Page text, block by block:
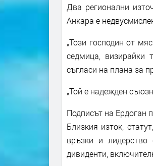
Два регионални
Анкара е
„Този ​​господин от
седмица, визирайки
съгласи на плана за
„Той е надежден
Подписът на Ердоган
Близкия изток,
връзки и
дивиденти,